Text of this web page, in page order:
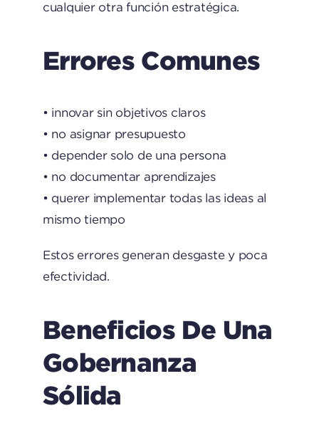
cualquier otra función estratégica.
Errores Comunes
• innovar sin objetivos claros
• no asignar presupuesto
• depender solo de una persona
• no documentar aprendizajes
• querer implementar todas las ideas al
mismo tiempo
Estos errores generan desgaste y poca
efectividad.
Beneficios De Una
Gobernanza
Sólida